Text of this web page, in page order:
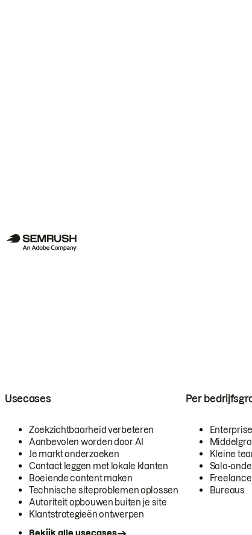
Usecases
Zoekzichtbaarheid verbeteren
Aanbevolen worden door AI
Je markt onderzoeken
Contact leggen met lokale klanten
Boeiende content maken
Technische siteproblemen oplossen
Autoriteit opbouwen buiten je site
Klantstrategieën ontwerpen
Per
Enterprise
Kleine
Solo-
Bureaus